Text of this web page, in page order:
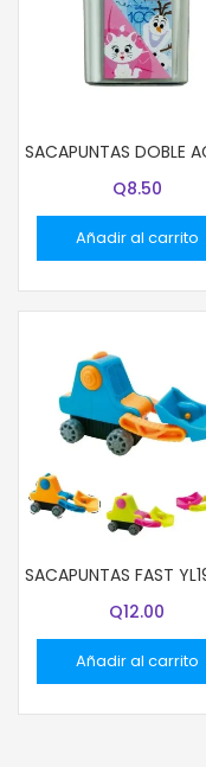
Q8.50
Añadir al carrito
Q12.00
Añadir al carrito